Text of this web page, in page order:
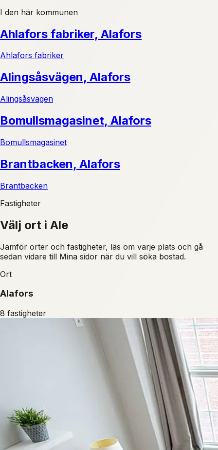
I den här kommunen
Ahlafors fabriker, Alafors
Ahlafors fabriker
Alingsåsvägen, Alafors
Alingsåsvägen
Bomullsmagasinet, Alafors
Bomullsmagasinet
Brantbacken, Alafors
Brantbacken
Fastigheter
Välj ort i Ale
Jämför orter och fastigheter, läs om varje plats och gå
sedan vidare till Mina sidor när du vill söka bostad.
Ort
Alafors
8 fastigheter